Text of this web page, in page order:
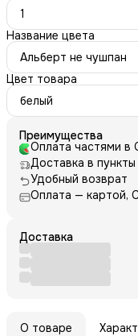
1
Название цвета
Альберт не чушпан
Цвет товара
белый
Преимущества
Оплата частями в
Доставка в
Удобный возврат
Оплата — картой,
Доставка
О товаре